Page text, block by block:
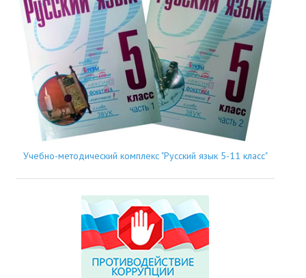
Учебно-методический комплекс "Русский язык 5-11 класс"